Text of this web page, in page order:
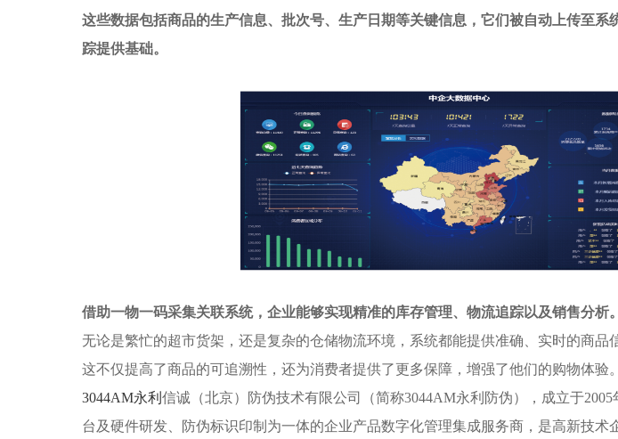
这些数据包括商品的生产信息、批次号、生产日期等关键信息，它们被自动上传至系
踪提供基础。
借助一物一码采集关联系统，企业能够实现精准的库存管理、物流追踪以及销售分析。
无论是繁忙的超市货架，还是复杂的仓储物流环境，系统都能提供准确、实时的商品
这不仅提高了商品的可追溯性，还为消费者提供了更多保障，增强了他们的购物体验。
3044AM永利 信诚（北京）防伪技术有限公司（简称3044AM永利防伪），成立于
台及硬件研发、防伪标识印制为一体的企业产品数字化管理集成服务商，是高新技术